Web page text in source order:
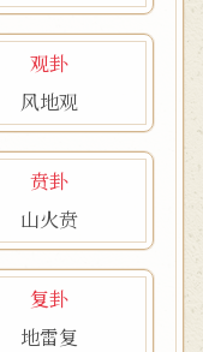
观卦
风地观
贲卦
山火贲
复卦
地雷复